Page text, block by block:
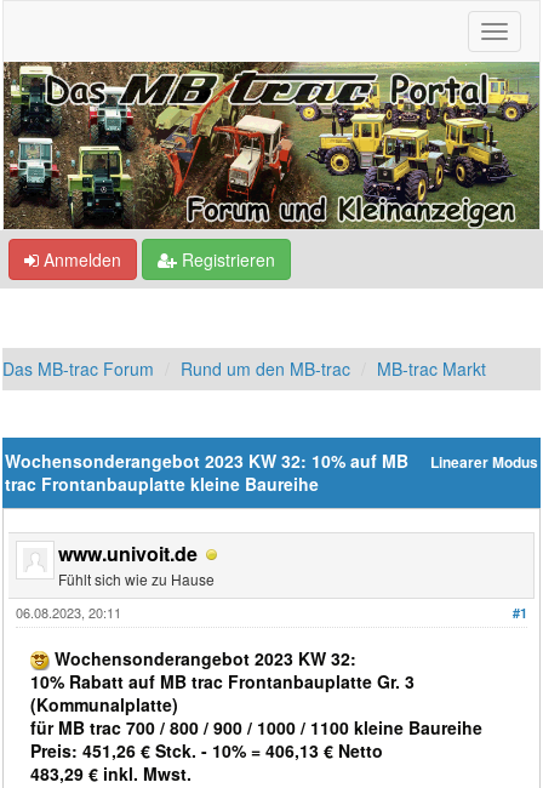
Anmelden Registrieren
Das MB-trac Forum Rund um den MB-trac MB-trac Markt
Linearer Modus
Wochensonderangebot 2023 KW 32: 10% auf MB
trac Frontanbauplatte kleine Baureihe
www.univoit.de
Fühlt sich wie zu Hause
#1
06.08.2023, 20:11
Wochensonderangebot 2023 KW 32:
10% Rabatt auf MB trac Frontanbauplatte Gr. 3
(Kommunalplatte)
für MB trac 700 / 800 / 900 / 1000 / 1100 kleine Baureihe
Preis: 451,26 € Stck. - 10% = 406,13 € Netto
483,29 € inkl. Mwst.